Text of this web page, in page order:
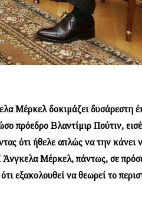
Μέρκελ δοκιμάζει δυσάρεστη
πρόεδρο Βλαντίμιρ Πούτιν,
ότι ήθελε απλώς να την κάνει
Άνγκελα Μέρκελ, πάντως, σε
εξακολουθεί να θεωρεί το